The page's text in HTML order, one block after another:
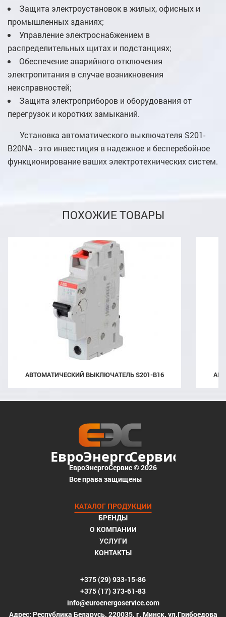
Защита электроустановок в жилых, офисных и
промышленных зданиях;
Управление электроснабжением в
распределительных щитах и подстанциях;
Обеспечение аварийного отключения
электропитания в случае возникновения
неисправностей;
Защита электроприборов и оборудования от
перегрузок и коротких замыканий.
Установка автоматического выключателя S201-
B20NA - это инвестиция в надежное и бесперебойное
функционирование ваших электротехнических систем.
ПОХОЖИЕ ТОВАРЫ
АВТОМАТИЧЕСКИЙ ВЫКЛЮЧАТЕЛЬ S201-B16
ЕвроЭнергоСервис © 2026
Все права защищены
КАТАЛОГ ПРОДУКЦИИ
БРЕНДЫ
О КОМПАНИИ
УСЛУГИ
КОНТАКТЫ
+375 (29) 933-15-86
+375 (17) 373-61-83
info@euroenergoservice.com
Адрес: Республика Беларусь, 220035, г. Минск, ул.Грибоедова